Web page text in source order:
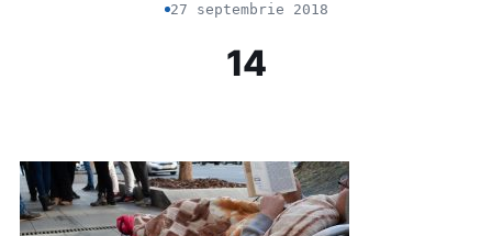
27 septembrie 2018
14